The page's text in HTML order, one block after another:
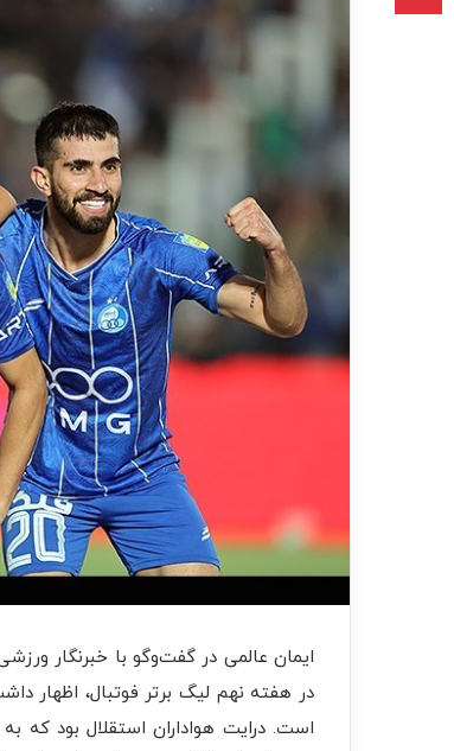
ایمان عالمی در گفت‌وگو با خبرنگار
در هفته نهم لیگ برتر فوتبال، اظهار
است. درایت هواداران استقلال بود